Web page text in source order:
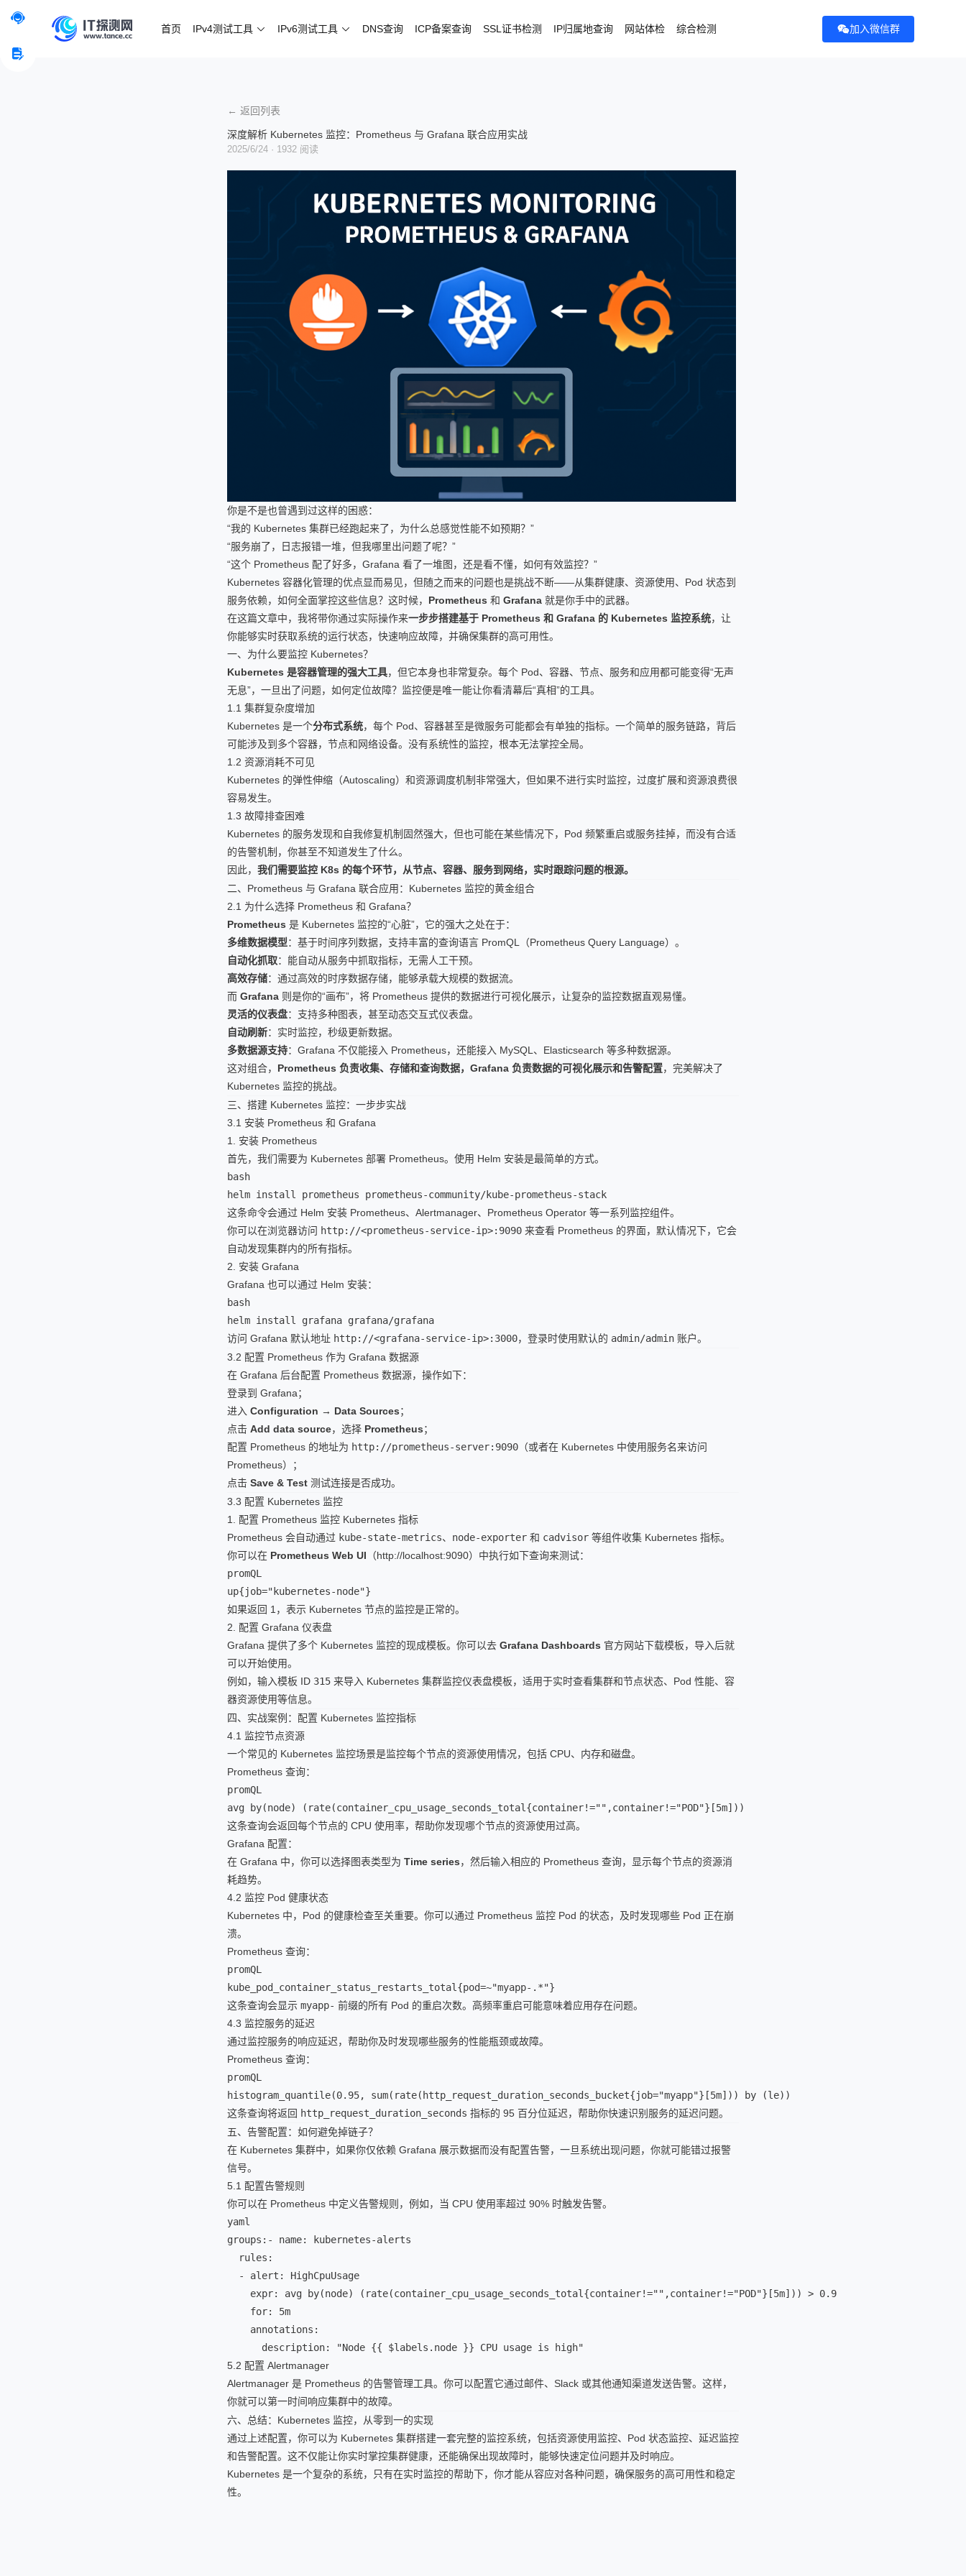
首页 IPv4测试工具 IPv6测试工具 DNS查询 ICP备案查询 SSL证书检测 IP归属地查询 网站体检 综合检测 加入微信群
← 返回列表
深度解析 Kubernetes 监控：Prometheus 与 Grafana 联合应用实战
2025/6/24 · 1932 阅读
你是不是也曾遇到过这样的困惑：
“我的 Kubernetes 集群已经跑起来了，为什么总感觉性能不如预期？”
“服务崩了，日志报错一堆，但我哪里出问题了呢？”
“这个 Prometheus 配了好多，Grafana 看了一堆图，还是看不懂，如何有效监控？”
Kubernetes 容器化管理的优点显而易见，但随之而来的问题也是挑战不断——从集群健康、资源使用、Pod 状态到
服务依赖，如何全面掌控这些信息？这时候， Prometheus 和 Grafana 就是你手中的武器。
在这篇文章中，我将带你通过实际操作来一步步搭建基于 Prometheus 和 Grafana 的 Kubernetes 监控系统，让
你能够实时获取系统的运行状态，快速响应故障，并确保集群的高可用性。
一、为什么要监控 Kubernetes？
Kubernetes 是容器管理的强大工具，但它本身也非常复杂。每个 Pod、容器、节点、服务和应用都可能变得“无声
无息”，一旦出了问题，如何定位故障？监控便是唯一能让你看清幕后“真相”的工具。
1.1 集群复杂度增加
Kubernetes 是一个分布式系统，每个 Pod、容器甚至是微服务可能都会有单独的指标。一个简单的服务链路，背后
可能涉及到多个容器，节点和网络设备。没有系统性的监控，根本无法掌控全局。
1.2 资源消耗不可见
Kubernetes 的弹性伸缩（Autoscaling）和资源调度机制非常强大，但如果不进行实时监控，过度扩展和资源浪费很
容易发生。
1.3 故障排查困难
Kubernetes 的服务发现和自我修复机制固然强大，但也可能在某些情况下，Pod 频繁重启或服务挂掉，而没有合适
的告警机制，你甚至不知道发生了什么。
因此， 我们需要监控 K8s 的每个环节，从节点、容器、服务到网络，实时跟踪问题的根源。
二、Prometheus 与 Grafana 联合应用：Kubernetes 监控的黄金组合
2.1 为什么选择 Prometheus 和 Grafana？
Prometheus 是 Kubernetes 监控的“心脏”，它的强大之处在于：
多维数据模型：基于时间序列数据，支持丰富的查询语言 PromQL（Prometheus Query Language）。
自动化抓取：能自动从服务中抓取指标，无需人工干预。
高效存储：通过高效的时序数据存储，能够承载大规模的数据流。
而 Grafana 则是你的“画布”，将 Prometheus 提供的数据进行可视化展示，让复杂的监控数据直观易懂。
灵活的仪表盘：支持多种图表，甚至动态交互式仪表盘。
自动刷新：实时监控，秒级更新数据。
多数据源支持：Grafana 不仅能接入 Prometheus，还能接入 MySQL、Elasticsearch 等多种数据源。
这对组合， Prometheus 负责收集、存储和查询数据，Grafana 负责数据的可视化展示和告警配置，完美解决了
Kubernetes 监控的挑战。
三、搭建 Kubernetes 监控：一步步实战
3.1 安装 Prometheus 和 Grafana
1. 安装 Prometheus
首先，我们需要为 Kubernetes 部署 Prometheus。使用 Helm 安装是最简单的方式。
bash
helm install prometheus prometheus-community/kube-prometheus-stack
这条命令会通过 Helm 安装 Prometheus、Alertmanager、Prometheus Operator 等一系列监控组件。
你可以在浏览器访问 http://<prometheus-service-ip>:9090 来查看 Prometheus 的界面，默认情况下，它会
自动发现集群内的所有指标。
2. 安装 Grafana
Grafana 也可以通过 Helm 安装：
bash
helm install grafana grafana/grafana
访问 Grafana 默认地址 http://<grafana-service-ip>:3000，登录时使用默认的 admin/admin 账户。
3.2 配置 Prometheus 作为 Grafana 数据源
在 Grafana 后台配置 Prometheus 数据源，操作如下：
登录到 Grafana；
进入 Configuration → Data Sources；
点击 Add data source，选择 Prometheus；
配置 Prometheus 的地址为 http://prometheus-server:9090 （或者在 Kubernetes 中使用服务名来访问
Prometheus）；
点击 Save & Test 测试连接是否成功。
3.3 配置 Kubernetes 监控
1. 配置 Prometheus 监控 Kubernetes 指标
Prometheus 会自动通过 kube-state-metrics、 node-exporter 和 cadvisor 等组件收集 Kubernetes 指标。
你可以在 Prometheus Web UI （http://localhost:9090）中执行如下查询来测试：
promQL
up{job="kubernetes-node"}
如果返回 1，表示 Kubernetes 节点的监控是正常的。
2. 配置 Grafana 仪表盘
Grafana 提供了多个 Kubernetes 监控的现成模板。你可以去 Grafana Dashboards 官方网站下载模板，导入后就
可以开始使用。
例如，输入模板 ID 315 来导入 Kubernetes 集群监控仪表盘模板，适用于实时查看集群和节点状态、Pod 性能、容
器资源使用等信息。
四、实战案例：配置 Kubernetes 监控指标
4.1 监控节点资源
一个常见的 Kubernetes 监控场景是监控每个节点的资源使用情况，包括 CPU、内存和磁盘。
Prometheus 查询：
promQL
avg by(node) (rate(container_cpu_usage_seconds_total{container!="",container!="POD"}[5m]))
这条查询会返回每个节点的 CPU 使用率，帮助你发现哪个节点的资源使用过高。
Grafana 配置：
在 Grafana 中，你可以选择图表类型为 Time series，然后输入相应的 Prometheus 查询，显示每个节点的资源消
耗趋势。
4.2 监控 Pod 健康状态
Kubernetes 中，Pod 的健康检查至关重要。你可以通过 Prometheus 监控 Pod 的状态，及时发现哪些 Pod 正在崩
溃。
Prometheus 查询：
promQL
kube_pod_container_status_restarts_total{pod=~"myapp-.*"}
这条查询会显示 myapp- 前缀的所有 Pod 的重启次数。高频率重启可能意味着应用存在问题。
4.3 监控服务的延迟
通过监控服务的响应延迟，帮助你及时发现哪些服务的性能瓶颈或故障。
Prometheus 查询：
promQL
histogram_quantile(0.95, sum(rate(http_request_duration_seconds_bucket{job="myapp"}[5m])) by (le))
这条查询将返回 http_request_duration_seconds 指标的 95 百分位延迟，帮助你快速识别服务的延迟问题。
五、告警配置：如何避免掉链子？
在 Kubernetes 集群中，如果你仅依赖 Grafana 展示数据而没有配置告警，一旦系统出现问题，你就可能错过报警
信号。
5.1 配置告警规则
你可以在 Prometheus 中定义告警规则，例如，当 CPU 使用率超过 90% 时触发告警。
yaml
groups:- name: kubernetes-alerts
rules:
- alert: HighCpuUsage
expr: avg by(node) (rate(container_cpu_usage_seconds_total{container!="",container!="POD"}[5m])) > 0.9
for: 5m
annotations:
description: "Node {{ $labels.node }} CPU usage is high"
5.2 配置 Alertmanager
Alertmanager 是 Prometheus 的告警管理工具。你可以配置它通过邮件、Slack 或其他通知渠道发送告警。这样，
你就可以第一时间响应集群中的故障。
六、总结：Kubernetes 监控，从零到一的实现
通过上述配置，你可以为 Kubernetes 集群搭建一套完整的监控系统，包括资源使用监控、Pod 状态监控、延迟监控
和告警配置。这不仅能让你实时掌控集群健康，还能确保出现故障时，能够快速定位问题并及时响应。
Kubernetes 是一个复杂的系统，只有在实时监控的帮助下，你才能从容应对各种问题，确保服务的高可用性和稳定
性。